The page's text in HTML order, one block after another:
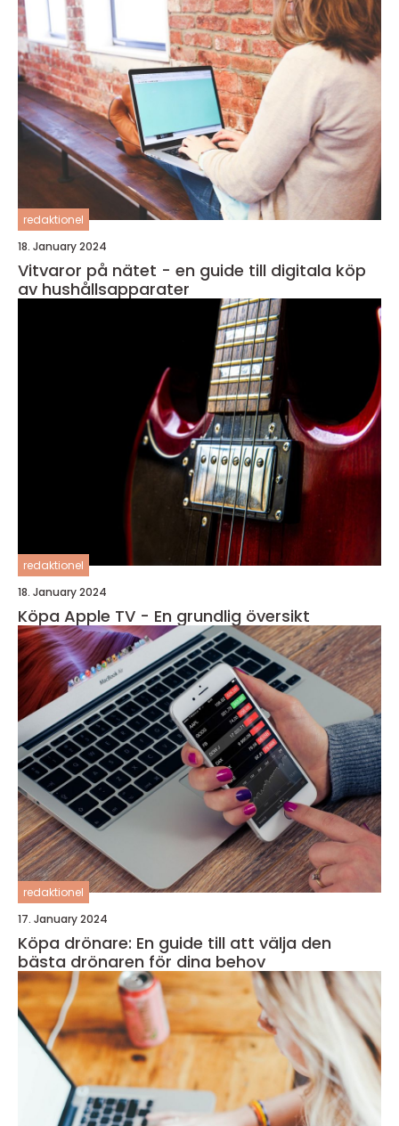
redaktionel
18. January 2024
Vitvaror på nätet - en guide till digitala köp
av hushållsapparater
redaktionel
18. January 2024
Köpa Apple TV - En grundlig översikt
redaktionel
17. January 2024
Köpa drönare: En guide till att välja den
bästa drönaren för dina behov